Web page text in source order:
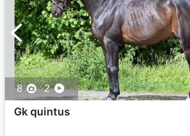
8 2
Gk quintus